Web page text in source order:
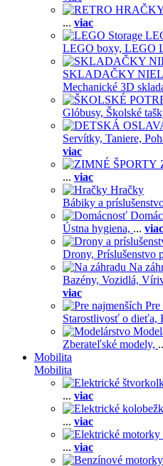
... viac
LEGO boxy, LEGO
SKLADAČKY
Mechanické 3D
Glóbusy, Školské
Servítky, Taniere,
viac
... viac
Hračky
Bábiky a
Ústna hygiena, ... viac
Drony, Príslušenstvo
Na
Bazény, Vozidlá,
viac
Pre
Starostlivosť o dieťa,
Zberateľské modely,
Mobilita
Mobilita
... viac
... viac
... viac